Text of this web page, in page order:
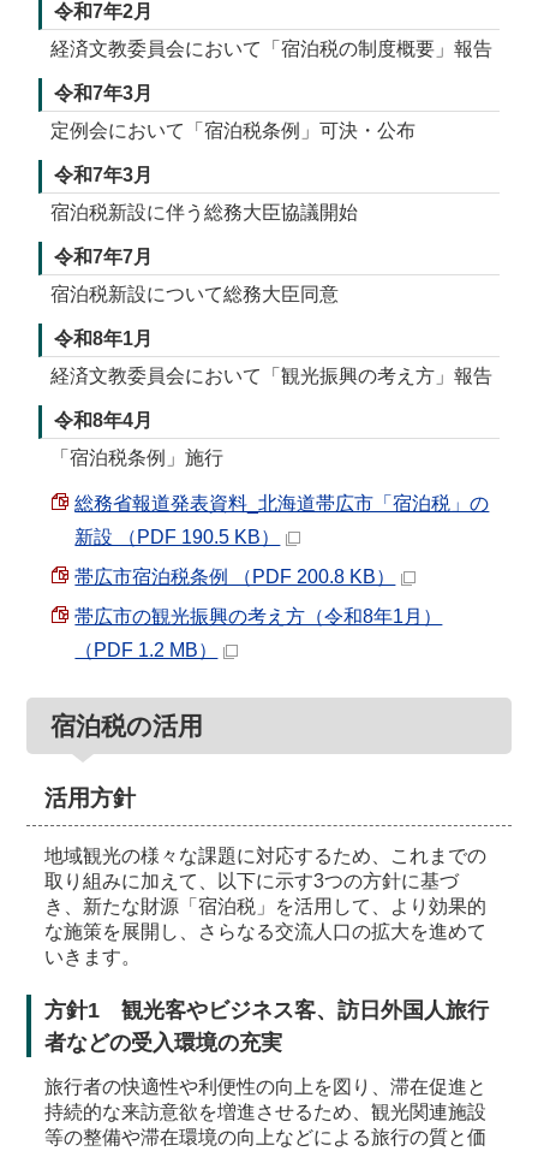
令和7年2月
経済文教委員会において「宿泊税の制度概要」報告
令和7年3月
定例会において「宿泊税条例」可決・公布
令和7年3月
宿泊税新設に伴う総務大臣協議開始
令和7年7月
宿泊税新設について総務大臣同意
令和8年1月
経済文教委員会において「観光振興の考え方」報告
令和8年4月
「宿泊税条例」施行
総務省報道発表資料_北海道帯広市「宿泊税」の
新設 （PDF 190.5 KB）
帯広市宿泊税条例 （PDF 200.8 KB）
帯広市の観光振興の考え方（令和8年1月）
（PDF 1.2 MB）
宿泊税の活用
活用方針
地域観光の様々な課題に対応するため、これまでの
取り組みに加えて、以下に示す3つの方針に基づ
き、新たな財源「宿泊税」を活用して、より効果的
な施策を展開し、さらなる交流人口の拡大を進めて
いきます。
方針1 観光客やビジネス客、訪日外国人旅行
者などの受入環境の充実
旅行者の快適性や利便性の向上を図り、滞在促進と
持続的な来訪意欲を増進させるため、観光関連施設
等の整備や滞在環境の向上などによる旅行の質と価